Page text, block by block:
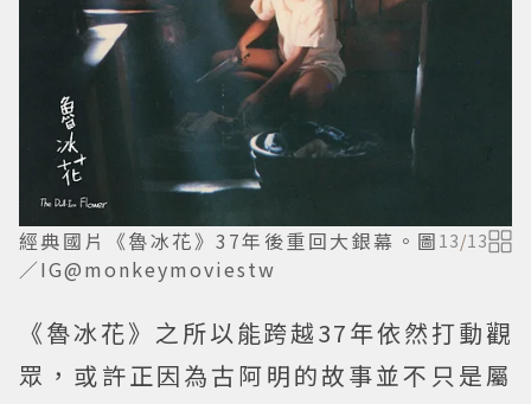
經典國片《魯冰花》37年後重回大銀幕。圖
／IG@monkeymoviestw
13/13
《魯冰花》之所以能跨越37年依然打動觀
眾，或許正因為古阿明的故事並不只是屬